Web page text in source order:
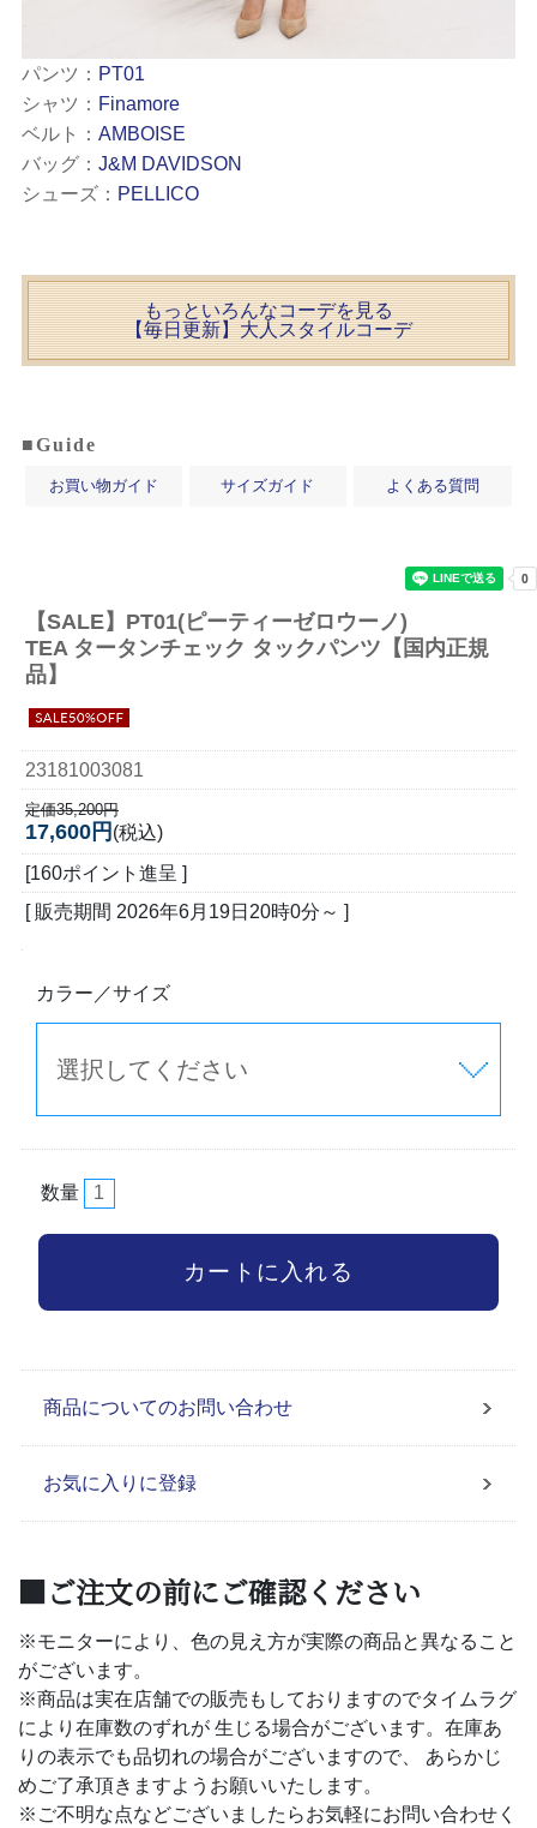
パンツ： PT01
シャツ： Finamore
ベルト： AMBOISE
バッグ： J&M DAVIDSON
シューズ： PELLICO
もっといろんなコーデを見る
【毎日更新】大人スタイルコーデ
■Guide
お買い物ガイド サイズガイド よくある質問
【SALE】 PT01(ピーティーゼロウーノ)
TEA タータンチェック タックパンツ【国内正規
品】
23181003081
定価35,200円
17,600円 (税込)
[160ポイント進呈 ]
[ 販売期間 2026年6月19日20時0分 ～ ]
カラー／サイズ
数量
商品についてのお問い合わせ
お気に入りに登録
■ご注文の前にご確認ください
※モニターにより、色の見え方が実際の商品と異なること
がございます。
※商品は実在店舗での販売もしておりますのでタイムラグ
により在庫数のずれが 生じる場合がございます。在庫あ
りの表示でも品切れの場合がございますので、 あらかじ
めご了承頂きますようお願いいたします。
※ご不明な点などございましたらお気軽にお問い合わせく